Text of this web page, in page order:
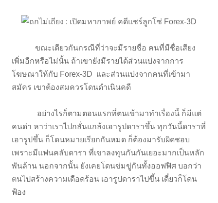
ขณะเดียวกันกรณีที่ว่าจะมีรายชื่อ คนที่มีชื่อเสียง
เพิ่มอีกหรือไม่นั้น ถ้าเขายังมีรายได้ส่วนแบ่งจากการ
โฆษณาให้กับ Forex-3D และส่วนแบ่งจากคนที่เข้ามา
สมัคร เขาต้องสมควรโดนดำเนินคดี
อย่างไรก็ตามตอนแรกที่ตนเข้ามาทำเรื่องนี้ ก็มีแต่
คนด่า หาว่าเราไปกลั่นแกล้งเอารูปดาราขึ้น ทุกวันนี้ดาราที่
เอารูปขึ้น ก็โดนหมายเรียกกันหมด ก็ต้องมารับผิดชอบ
เพราะมีแฟนคลับดารา ที่เขาลงทุนกันกันเยอะมากเป็นหลัก
พันล้าน นอกจากนั้น ยังเคยโดนข่มขู่กันทั้งออฟฟิศ บอกว่า
ตนไปสร้างความเดือดร้อน เอารูปดาราไปขึ้น เดี๋ยวก็โดน
ฟ้อง